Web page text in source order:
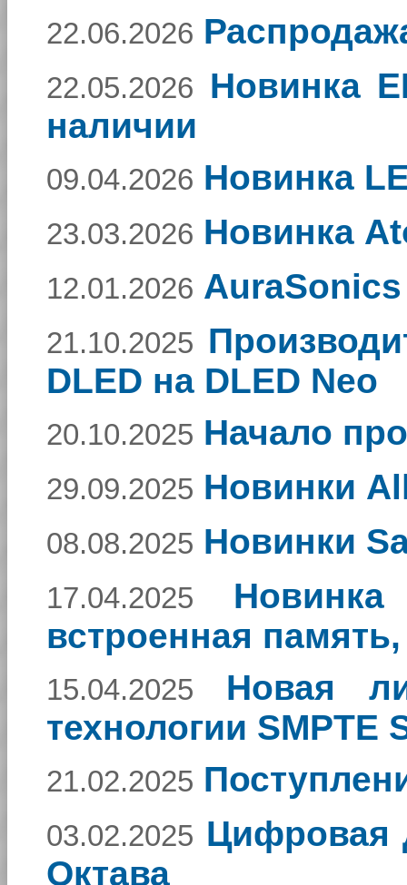
22.06.2026
22.05.2026 Новинка
наличии
09.04.2026 Новинка
23.03.2026 Новинка
12.01.2026
21.10.2025
DLED на DLED Neo
20.10.2025 Начало
29.09.2025 Новинки
08.08.2025 Новинки
17.04.2025
встроенная
15.04.2025
Новая
технологии SMPTE
21.02.2025
03.02.2025 Цифровая
Октава